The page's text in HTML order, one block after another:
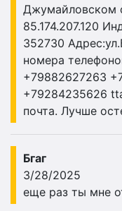
Джумайловском
85.174.207.120
352730
номера
+79882627263
+79284235626
почта. Лучше
Бгаг
3/28/2025
еще раз ты мне